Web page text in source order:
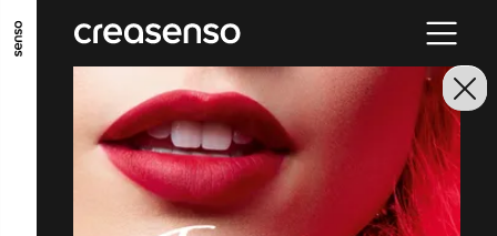
GO TO MAIN CONTENT GO TO MAIN MENU